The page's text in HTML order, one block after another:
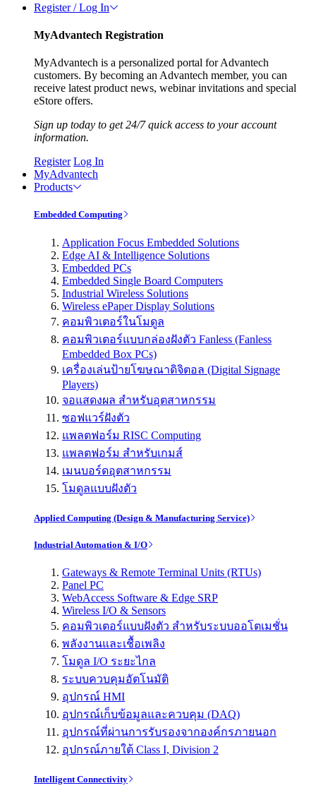
Register / Log In
MyAdvantech Registration
MyAdvantech is a personalized portal for Advantech
customers. By becoming an Advantech member, you can
receive latest product news, webinar invitations and special
eStore offers.
Sign up today to get 24/7 quick access to your account
information.
Register Log In
MyAdvantech
Products
Embedded Computing
Application Focus Embedded Solutions
Edge AI & Intelligence Solutions
Embedded PCs
Embedded Single Board Computers
Industrial Wireless Solutions
Wireless ePaper Display Solutions
คอมพิวเตอร์ในโมดูล
คอมพิวเตอร์แบบกล่องฝังตัว Fanless (Fanless
Embedded Box PCs)
เครื่องเล่นป้ายโฆษณาดิจิตอล (Digital Signage
Players)
จอแสดงผล สำหรับอุตสาหกรรม
ซอฟแวร์ฝังตัว
แพลตฟอร์ม RISC Computing
แพลตฟอร์ม สำหรับเกมส์
เมนบอร์ดอุตสาหกรรม
โมดูลแบบฝังตัว
Applied Computing (Design & Manufacturing Service)
Industrial Automation & I/O
Gateways & Remote Terminal Units (RTUs)
Panel PC
WebAccess Software & Edge SRP
Wireless I/O & Sensors
คอมพิวเตอร์แบบฝังตัว สำหรับระบบออโตเมชั่น
พลังงานและเชื้อเพลิง
โมดูล I/O ระยะไกล
ระบบควบคุมอัตโนมัติ
อุปกรณ์ HMI
อุปกรณ์เก็บข้อมูลและควบคุม (DAQ)
อุปกรณ์ที่ผ่านการรับรองจากองค์กรภายนอก
อุปกรณ์ภายใต้ Class I, Division 2
Intelligent Connectivity